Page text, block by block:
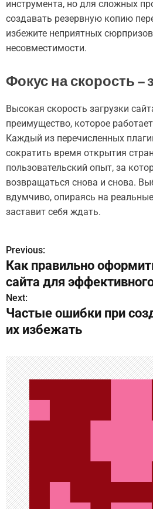
инструмента, но для сложных
создавать резервную копию
избежите неприятных
несовместимости.
Фокус на скорость –
Высокая скорость загрузки
преимущество, которое
Каждый из перечисленных
сократить время открытия
пользовательский опыт, за
возвращаться снова и снова.
вдумчиво, опираясь на
заставит себя ждать.
Н
а
в
и
а
ц
и
я
п
о
з
Previous:
Как правильно
сайта для
Next:
Частые ошибки при
их избежать